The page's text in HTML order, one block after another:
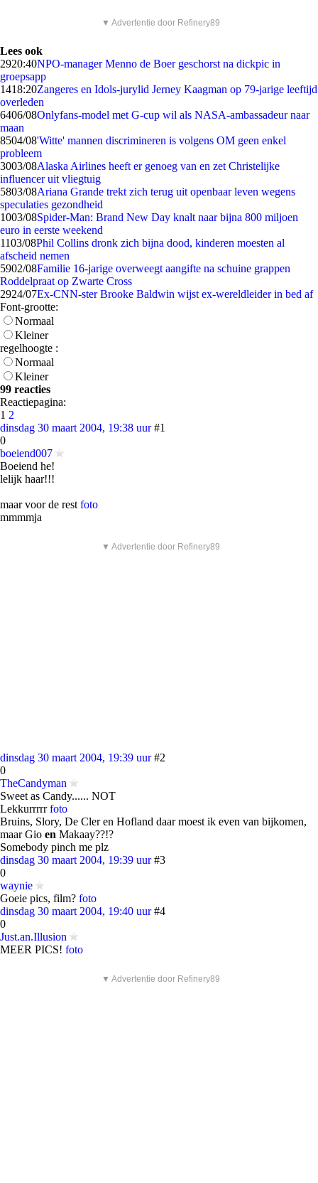
▼ Advertentie door Refinery89
Lees ook
2920:40NPO-manager Menno de Boer geschorst na dickpic in
groepsapp
1418:20Zangeres en Idols-jurylid Jerney Kaagman op 79-jarige leeftijd
overleden
6406/08Onlyfans-model met G-cup wil als NASA-ambassadeur naar
maan
8504/08'Witte' mannen discrimineren is volgens OM geen enkel
probleem
3003/08Alaska Airlines heeft er genoeg van en zet Christelijke
influencer uit vliegtuig
5803/08Ariana Grande trekt zich terug uit openbaar leven wegens
speculaties gezondheid
1003/08Spider-Man: Brand New Day knalt naar bijna 800 miljoen
euro in eerste weekend
1103/08Phil Collins dronk zich bijna dood, kinderen moesten al
afscheid nemen
5902/08Familie 16-jarige overweegt aangifte na schuine grappen
Roddelpraat op Zwarte Cross
2924/07Ex-CNN-ster Brooke Baldwin wijst ex-wereldleider in bed af
Font-grootte:
Normaal
Kleiner
regelhoogte :
Normaal
Kleiner
99 reacties
Reactiepagina:
1 2
dinsdag 30 maart 2004, 19:38 uur #1
0
boeiend007
Boeiend he!
lelijk haar!!!
maar voor de rest foto
mmmmja
▼ Advertentie door Refinery89
dinsdag 30 maart 2004, 19:39 uur #2
0
TheCandyman
Sweet as Candy...... NOT
Lekkurrrrrfoto
Bruins, Slory, De Cler en Hofland daar moest ik even van bijkomen,
maar Gio en Makaay??!?
Somebody pinch me plz
dinsdag 30 maart 2004, 19:39 uur #3
0
waynie
Goeie pics, film? foto
dinsdag 30 maart 2004, 19:40 uur #4
0
Just.an.Illusion
MEER PICS! foto
▼ Advertentie door Refinery89